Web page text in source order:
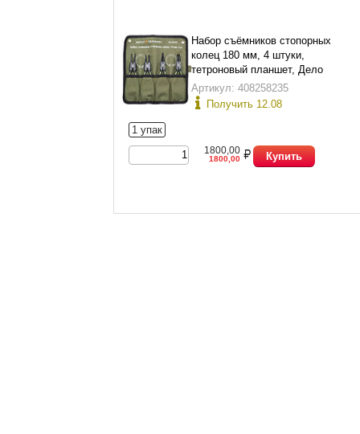
Набор съёмников стопорных
колец 180 мм, 4 штуки,
тетроновый планшет, Дело
Техники 424041
Артикул: 408258235
Получить 12.08
1 упак
1800,00
1800,00 Купить